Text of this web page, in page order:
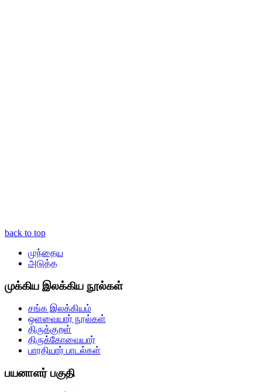
back to top
முந்தைய
அடுத்த
முக்கிய இலக்கிய நூல்கள்
சங்க இலக்கியம்
ஒளவையார் நூல்கள்
திருக்குறள்
திருக்கோவையார்
பாரதியார் பாடல்கள்
பயனாளர் பகுதி